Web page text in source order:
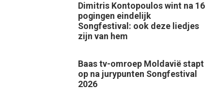
Dimitris Kontopoulos wint na 16
pogingen eindelijk
Songfestival: ook deze liedjes
zijn van hem
Baas tv-omroep Moldavië stapt
op na jurypunten Songfestival
2026